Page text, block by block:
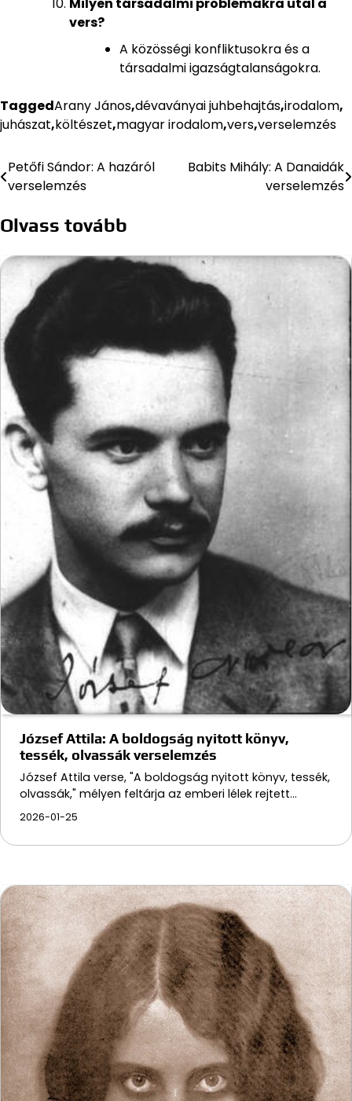
Milyen társadalmi problémákra utal a
vers?
A közösségi konfliktusokra és a
társadalmi igazságtalanságokra.
TaggedArany János,dévaványai juhbehajtás,irodalom,
juhászat,költészet,magyar irodalom,vers,verselemzés
Bejegyzés
Petőfi Sándor: A hazáról
verselemzés
Babits Mihály: A Danaidák
verselemzés
Olvass tovább
József Attila: A boldogság nyitott könyv,
tessék, olvassák verselemzés
József Attila verse, "A boldogság nyitott könyv, tessék,
olvassák," mélyen feltárja az emberi lélek rejtett…
2026-01-25